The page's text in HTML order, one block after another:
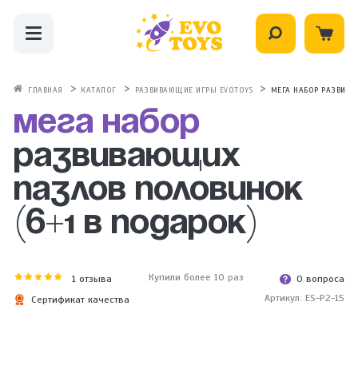
ГЛАВНАЯ КАТАЛОГ РАЗВИВАЮЩИЕ ИГРЫ EVOTOYS МЕГА НАБОР
Мега набор
развивающих
пазлов половинок
(6+1 в подарок)
1 отзыва Купили более 10 раз
0 вопроса
Сертификат качества
Артикул: ES-P2-15